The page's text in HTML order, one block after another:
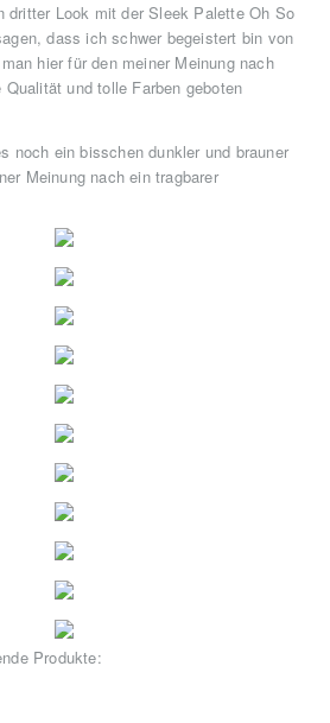
dritter Look mit der Sleek Palette Oh So
dass ich schwer begeistert bin von
hier für den meiner Meinung nach
und tolle Farben geboten
noch ein bisschen dunkler und brauner
Meinung nach ein tragbarer
Produkte: